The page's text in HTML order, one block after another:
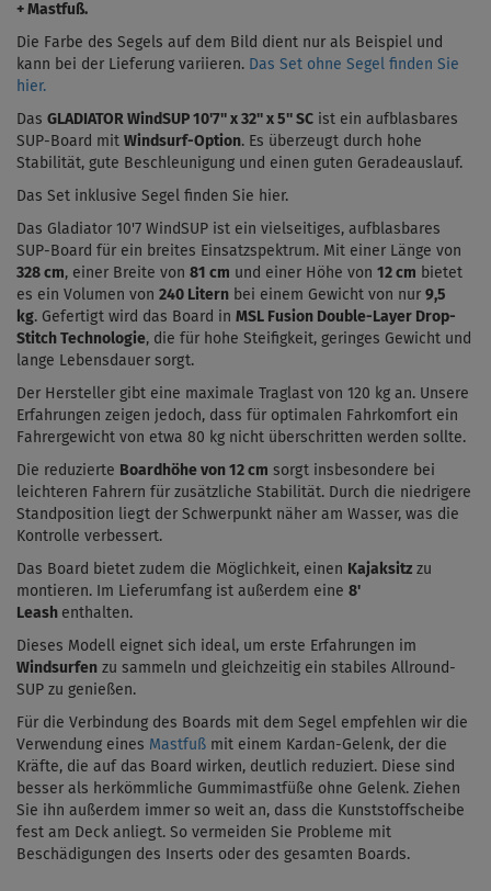
+ Mastfuß.
Die Farbe des Segels auf dem Bild dient nur als Beispiel und
kann bei der Lieferung variieren. Das Set ohne Segel finden Sie
hier.
Das GLADIATOR WindSUP 10'7'' x 32'' x 5'' SC ist ein aufblasbares
SUP-Board mit Windsurf-Option. Es überzeugt durch hohe
Stabilität, gute Beschleunigung und einen guten Geradeauslauf.
Das Set inklusive Segel finden Sie hier.
Das Gladiator 10'7 WindSUP ist ein vielseitiges, aufblasbares
SUP-Board für ein breites Einsatzspektrum. Mit einer Länge von
328 cm, einer Breite von 81 cm und einer Höhe von 12 cm bietet
es ein Volumen von 240 Litern bei einem Gewicht von nur 9,5
kg. Gefertigt wird das Board in MSL Fusion Double-Layer Drop-
Stitch Technologie, die für hohe Steifigkeit, geringes Gewicht und
lange Lebensdauer sorgt.
Der Hersteller gibt eine maximale Traglast von 120 kg an. Unsere
Erfahrungen zeigen jedoch, dass für optimalen Fahrkomfort ein
Fahrergewicht von etwa 80 kg nicht überschritten werden sollte.
Die reduzierte Boardhöhe von 12 cm sorgt insbesondere bei
leichteren Fahrern für zusätzliche Stabilität. Durch die niedrigere
Standposition liegt der Schwerpunkt näher am Wasser, was die
Kontrolle verbessert.
Das Board bietet zudem die Möglichkeit, einen Kajaksitz zu
montieren. Im Lieferumfang ist außerdem eine 8'
Leash enthalten.
Dieses Modell eignet sich ideal, um erste Erfahrungen im
Windsurfen zu sammeln und gleichzeitig ein stabiles Allround-
SUP zu genießen.
Für die Verbindung des Boards mit dem Segel empfehlen wir die
Verwendung eines Mastfuß mit einem Kardan-Gelenk, der die
Kräfte, die auf das Board wirken, deutlich reduziert. Diese sind
besser als herkömmliche Gummimastfüße ohne Gelenk. Ziehen
Sie ihn außerdem immer so weit an, dass die Kunststoffscheibe
fest am Deck anliegt. So vermeiden Sie Probleme mit
Beschädigungen des Inserts oder des gesamten Boards.